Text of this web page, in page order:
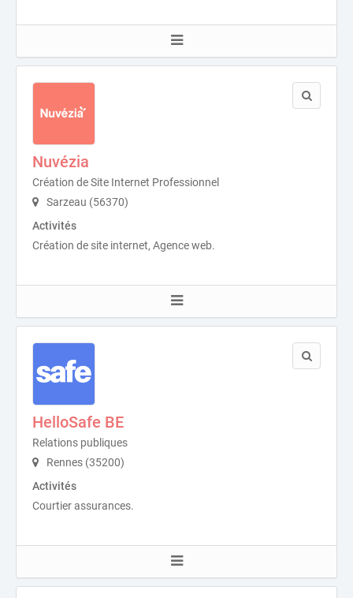
Nuvézia
Création de Site Internet Professionnel
Sarzeau (56370)
Activités
Création de site internet, Agence web.
HelloSafe BE
Relations publiques
Rennes (35200)
Activités
Courtier assurances.